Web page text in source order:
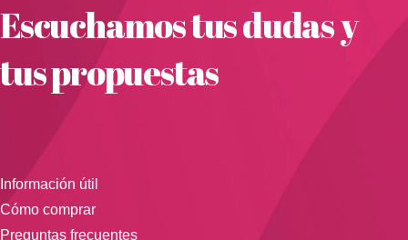
Escuchamos tus dudas y
tus propuestas
Información útil
Cómo comprar
Preguntas frecuentes